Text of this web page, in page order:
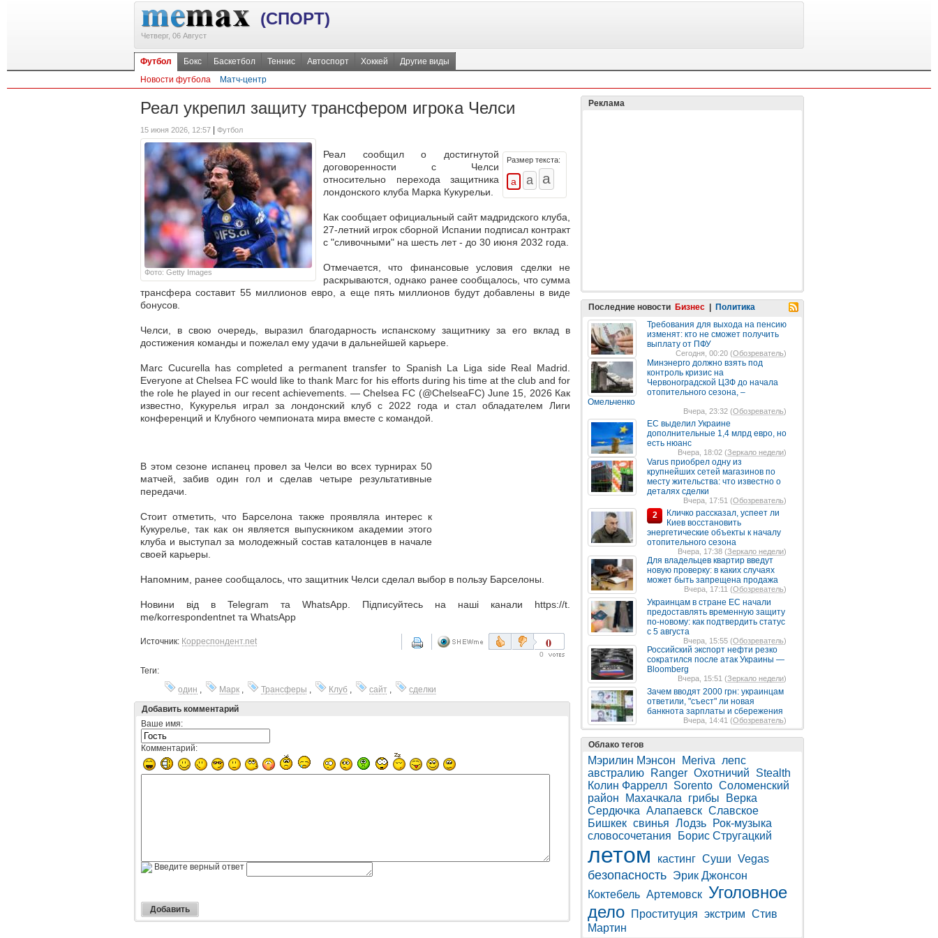
(СПОРТ)
Четверг, 06 Август
Футбол Бокс Баскетбол Теннис Автоспорт Хоккей
Другие виды
Новости футбола
Матч-центр
Реал укрепил защиту трансфером игрока Челси
15 июня 2026, 12:57 Футбол
Фото: Getty Images
Размер текста:
Реал сообщил о достигнутой
договоренности с Челси
относительно перехода защитника
лондонского клуба Марка Кукурельи.
Как сообщает официальный сайт мадридского клуба,
27-летний игрок сборной Испании подписал контракт
с "сливочными" на шесть лет - до 30 июня 2032 года.
Отмечается, что финансовые условия сделки не
раскрываются, однако ранее сообщалось, что сумма
трансфера составит 55 миллионов евро, а еще пять миллионов будут добавлены в виде
бонусов.
Челси, в свою очередь, выразил благодарность испанскому защитнику за его вклад в
достижения команды и пожелал ему удачи в дальнейшей карьере.
Marc Cucurella has completed a permanent transfer to Spanish La Liga side Real Madrid.
Everyone at Chelsea FC would like to thank Marc for his efforts during his time at the club and for
the role he played in our recent achievements. — Chelsea FC (@ChelseaFC) June 15, 2026 Как
известно, Кукурелья играл за лондонский клуб с 2022 года и стал обладателем Лиги
конференций и Клубного чемпионата мира вместе с командой.
В этом сезоне испанец провел за Челси во всех турнирах 50
матчей, забив один гол и сделав четыре результативные
передачи.
Стоит отметить, что Барселона также проявляла интерес к
Кукурелье, так как он является выпускником академии этого
клуба и выступал за молодежный состав каталонцев в начале
своей карьеры.
Напомним, ранее сообщалось, что защитник Челси сделал выбор в пользу Барселоны.
Новини від в Telegram та WhatsApp. Підписуйтесь на наші канали https://t.
me/korrespondentnet та WhatsApp
Источник: Корреспондент.net 0
0
Теги:
один , Марк , Трансферы , Клуб , сайт ,
сделки
Добавить комментарий
Ваше имя:
Комментарий:
Введите верный ответ
Реклама
Последние новости Бизнес
Политика
Требования для выхода на пенсию
изменят: кто не сможет получить
выплату от ПФУ
Сегодня, 00:20 (Обозреватель)
Минэнерго должно взять под
контроль кризис на
Червоноградской ЦЗФ до начала
отопительного сезона, –
Омельченко
Вчера, 23:32 (Обозреватель)
ЕС выделил Украине
дополнительные 1,4 млрд евро, но
есть нюанс
Вчера, 18:02 (Зеркало недели)
Varus приобрел одну из
крупнейших сетей магазинов по
месту жительства: что известно о
деталях сделки
Вчера, 17:51 (Обозреватель)
2
Кличко рассказал, успеет ли
Киев восстановить
энергетические объекты к началу
отопительного сезона
Вчера, 17:38 (Зеркало недели)
Для владельцев квартир введут
новую проверку: в каких случаях
может быть запрещена продажа
Вчера, 17:11 (Обозреватель)
Украинцам в стране ЕС начали
предоставлять временную защиту
по-новому: как подтвердить статус
с 5 августа
Вчера, 15:55 (Обозреватель)
Российский экспорт нефти резко
сократился после атак Украины —
Bloomberg
Вчера, 15:51 (Зеркало недели)
Зачем вводят 2000 грн: украинцам
ответили, "съест" ли новая
банкнота зарплаты и сбережения
Вчера, 14:41 (Обозреватель)
Облако тегов
Мэрилин Мэнсон Meriva
лепс
австралию
Ranger Охотничий
Stealth
Колин Фаррелл Sorento Соломенский
район
Махачкала грибы
Верка
Сердючка Алапаевск Славское
Бишкек свинья Лодзь
Рок-музыка
словосочетания
Борис Стругацкий
летом кастинг Суши Vegas
безопасность Эрик Джонсон
Коктебель Артемовск Уголовное
дело
Проституция экстрим Стив
Мартин